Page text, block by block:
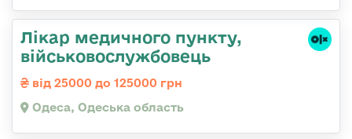
Лікар медичного пункту,
військовослужбовець
від 25000 до 125000 грн
Одеса, Одеська область